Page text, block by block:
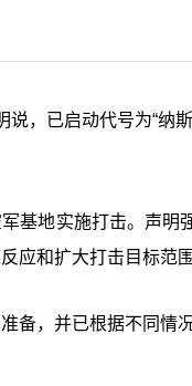
，已启动代号为“纳
基地实施打击。声明
应和扩大打击目标范围
备，并已根据不同情况